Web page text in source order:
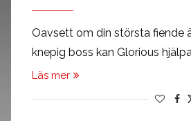
Oavsett om din största fiende
knepig boss kan Glorious
Läs mer